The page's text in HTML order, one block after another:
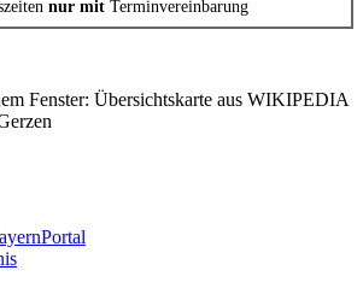
nur mit Terminvereinbarung